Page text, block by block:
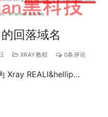
回落域名
XRAY教程 0条评论
Xray REALI&hellip…